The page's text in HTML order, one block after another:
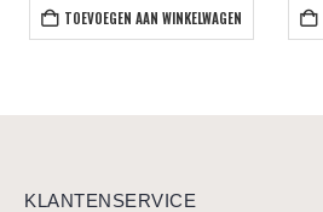
TOEVOEGEN AAN WINKELWAGEN
KLANTENSERVICE